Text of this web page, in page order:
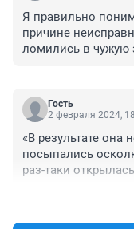
Я правильно
причине
ломились в чужую
Гость
2 февраля 2024,
«В результате она
посыпались
раз-таки